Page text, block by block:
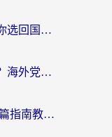
海外追剧卡顿、游戏延迟？教你选回国加速器，附免费加速器试用一小时福利
国外连回国内加速器可以用吗？海外党亲测实用指南，解决追剧游戏卡顿难题
海外看CCTV5直播总卡顿？这篇指南教你选对回国加速器，无缝刷国内资源